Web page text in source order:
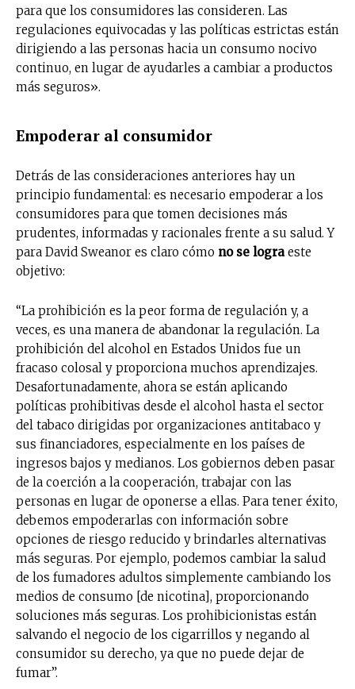
para que los consumidores las consideren. Las
regulaciones equivocadas y las políticas estrictas están
dirigiendo a las personas hacia un consumo nocivo
continuo, en lugar de ayudarles a cambiar a productos
más seguros».
Empoderar al consumidor
Detrás de las consideraciones anteriores hay un
principio fundamental: es necesario empoderar a los
consumidores para que tomen decisiones más
prudentes, informadas y racionales frente a su salud. Y
para David Sweanor es claro cómo no se lograeste
objetivo:
“La prohibición es la peor forma de regulación y, a
veces, es una manera de abandonar la regulación. La
prohibición del alcohol en Estados Unidos fue un
fracaso colosal y proporciona muchos aprendizajes.
Desafortunadamente, ahora se están aplicando
políticas prohibitivas desde el alcohol hasta el sector
del tabaco dirigidas por organizaciones antitabaco y
sus financiadores, especialmente en los países de
ingresos bajos y medianos. Los gobiernos deben pasar
de la coerción a la cooperación, trabajar con las
personas en lugar de oponerse a ellas. Para tener éxito,
debemos empoderarlas con información sobre
opciones de riesgo reducido y brindarles alternativas
más seguras. Por ejemplo, podemos cambiar la salud
de los fumadores adultos simplemente cambiando los
medios de consumo [de nicotina], proporcionando
soluciones más seguras. Los prohibicionistas están
salvando el negocio de los cigarrillos y negando al
consumidor su derecho, ya que no puede dejar de
fumar”.